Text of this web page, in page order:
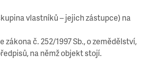
vlastníků – jejich zástupce) na
zákona č. 252/1997 Sb., o zemědělství,
na němž objekt stojí.